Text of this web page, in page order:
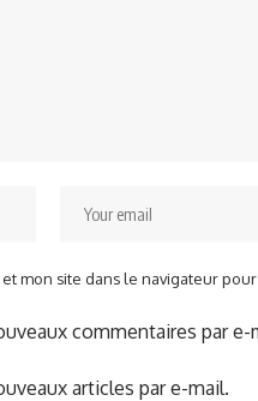
mon site dans le navigateur
commentaires par e-
articles par e-mail.